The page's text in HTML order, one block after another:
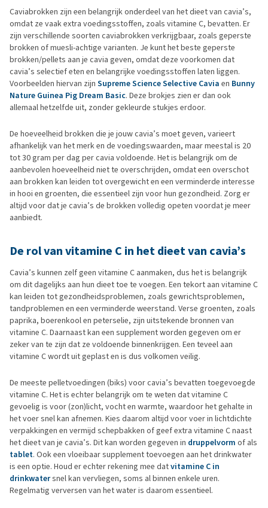
Caviabrokken zijn een belangrijk onderdeel van het dieet van cavia’s,
omdat ze vaak extra voedingsstoffen, zoals vitamine C, bevatten. Er
zijn verschillende soorten caviabrokken verkrijgbaar, zoals geperste
brokken of muesli-achtige varianten. Je kunt het beste geperste
brokken/pellets aan je cavia geven, omdat deze voorkomen dat
cavia’s selectief eten en belangrijke voedingsstoffen laten liggen.
Voorbeelden hiervan zijn Supreme Science Selective Cavia en Bunny
Nature Guinea Pig Dream Basic. Deze brokjes zien er dan ook
allemaal hetzelfde uit, zonder gekleurde stukjes erdoor.
De hoeveelheid brokken die je jouw cavia’s moet geven, varieert
afhankelijk van het merk en de voedingswaarden, maar meestal is 20
tot 30 gram per dag per cavia voldoende. Het is belangrijk om de
aanbevolen hoeveelheid niet te overschrijden, omdat een overschot
aan brokken kan leiden tot overgewicht en een verminderde interesse
in hooi en groenten, die essentieel zijn voor hun gezondheid. Zorg er
altijd voor dat je cavia’s de brokken volledig opeten voordat je meer
aanbiedt.
De rol van vitamine C in het dieet van cavia’s
Cavia’s kunnen zelf geen vitamine C aanmaken, dus het is belangrijk
om dit dagelijks aan hun dieet toe te voegen. Een tekort aan vitamine C
kan leiden tot gezondheidsproblemen, zoals gewrichtsproblemen,
tandproblemen en een verminderde weerstand. Verse groenten, zoals
paprika, boerenkool en peterselie, zijn uitstekende bronnen van
vitamine C. Daarnaast kan een supplement worden gegeven om er
zeker van te zijn dat ze voldoende binnenkrijgen. Een teveel aan
vitamine C wordt uit geplast en is dus volkomen veilig.
De meeste pelletvoedingen (biks) voor cavia’s bevatten toegevoegde
vitamine C. Het is echter belangrijk om te weten dat vitamine C
gevoelig is voor (zon)licht, vocht en warmte, waardoor het gehalte in
het voer snel kan afnemen. Kies daarom altijd voor voer in lichtdichte
verpakkingen en vermijd schepbakken of geef extra vitamine C naast
het dieet van je cavia’s. Dit kan worden gegeven in druppelvorm of als
tablet. Ook een vloeibaar supplement toevoegen aan het drinkwater
is een optie. Houd er echter rekening mee datvitamine C in
drinkwatersnel kan vervliegen, soms al binnen enkele uren.
Regelmatig verversen van het water is daarom essentieel.